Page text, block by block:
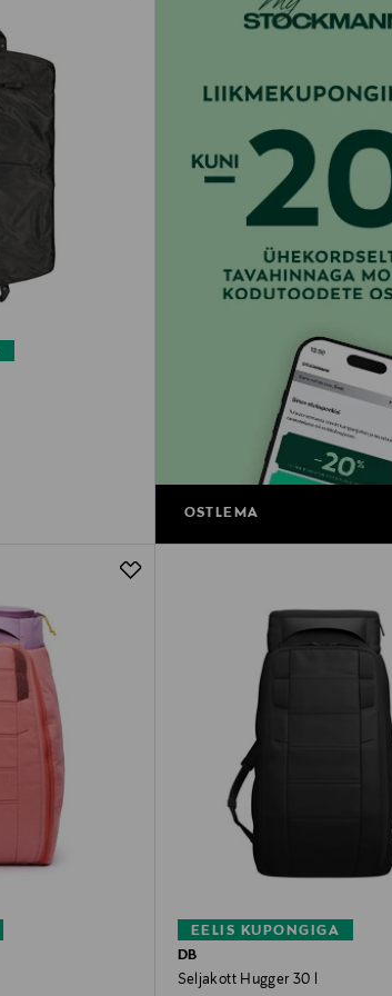
OSTLEMA
EELIS KUPONGIGA
DB
Seljakott Hugger 30 l